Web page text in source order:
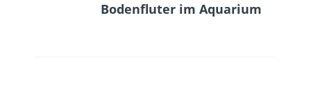
Bodenfluter im Aquarium